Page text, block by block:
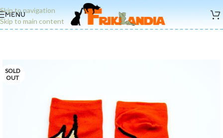
Skip to navigation
Skip to main content
MENU
SOLD
OUT